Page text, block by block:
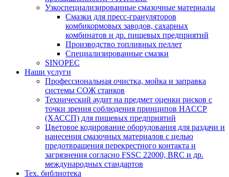
Узкоспециализированные смазочные материалы
Смазки для пресс-грануляторов
комбикормовых заводов, сахарных
комбинатов и др. пищевых предприятий
Производство топливных пеллет
Специализированные смазки
SINOPEC
Наши услуги
Профессиональная очистка, мойка и заправка
системы СОЖ станков
Технический аудит на предмет оценки рисков с
точки зрения соблюдения принципов HACCP
(ХАССП) для пищевых предприятий
Цветовое кодирование оборудования для раздачи и
нанесения смазочных материалов с целью
предотвращения перекрестного контакта и
загрязнения согласно FSSC 22000, BRC и др.
международных стандартов
Тех. библиотека